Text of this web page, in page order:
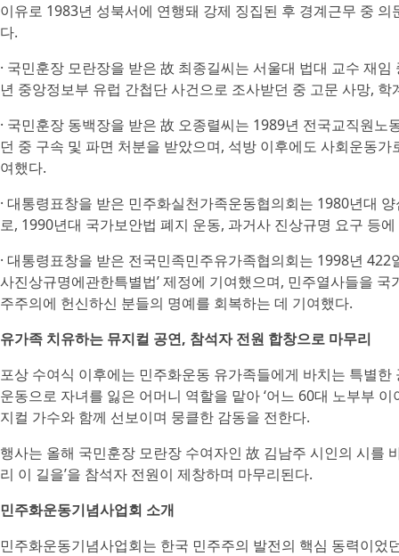
이유로 1983년 성북서에 연행돼 강제 징집된 후 경계근무 중
다.
· 국민훈장 모란장을 받은 故 최종길씨는 서울대 법대 교수 재
년 중앙정보부 유럽 간첩단 사건으로 조사받던 중 고문 사망,
· 국민훈장 동백장을 받은 故 오종렬씨는 1989년 전국교직원
던 중 구속 및 파면 처분을 받았으며, 석방 이후에도 사회운동
여했다.
· 대통령표창을 받은 민주화실천가족운동협의회는 1980년대
로, 1990년대 국가보안법 폐지 운동, 과거사 진상규명 요구 등
· 대통령표창을 받은 전국민족민주유가족협의회는 1998년 422
사진상규명에관한특별법’ 제정에 기여했으며, 민주열사들을
주주의에 헌신하신 분들의 명예를 회복하는 데 기여했다.
유가족 치유하는 뮤지컬 공연, 참석자 전원 합창으로 마무리
포상 수여식 이후에는 민주화운동 유가족들에게 바치는 특별
운동으로 자녀를 잃은 어머니 역할을 맡아 ‘어느 60대 노부부 이
지컬 가수와 함께 선보이며 뭉클한 감동을 전한다.
행사는 올해 국민훈장 모란장 수여자인 故 김남주 시인의 시를
리 이 길을’을 참석자 전원이 제창하며 마무리된다.
민주화운동기념사업회 소개
민주화운동기념사업회는 한국 민주주의 발전의 핵심 동력이었